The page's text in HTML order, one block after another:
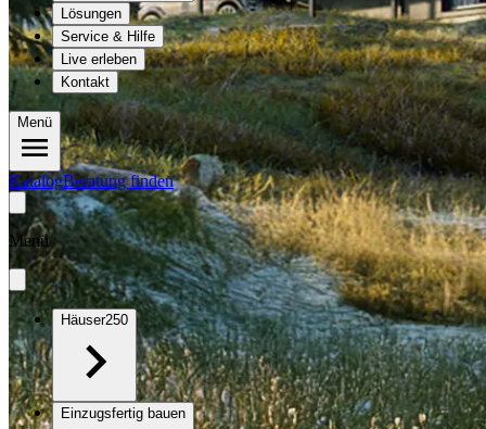
Lösungen
Service & Hilfe
Live erleben
Kontakt
Menü
KatalogBeratung finden
Menü
Häuser250
Einzugsfertig bauen